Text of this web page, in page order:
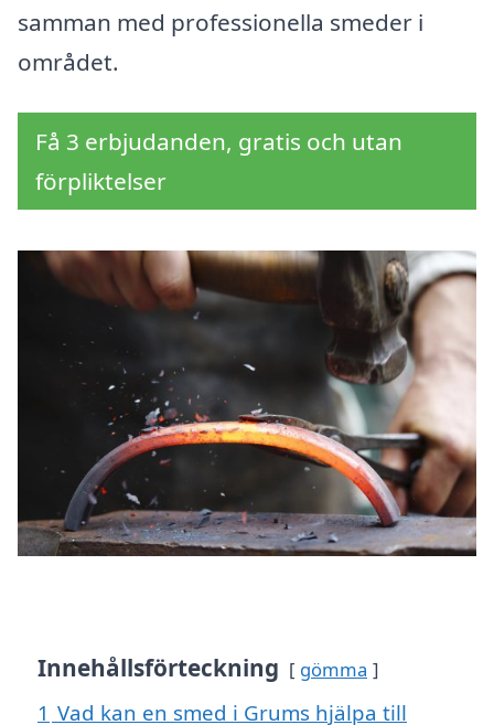
samman med professionella smeder i
området.
Få 3 erbjudanden, gratis och utan
förpliktelser
Innehållsförteckning gömma
1 Vad kan en smed i Grums hjälpa till